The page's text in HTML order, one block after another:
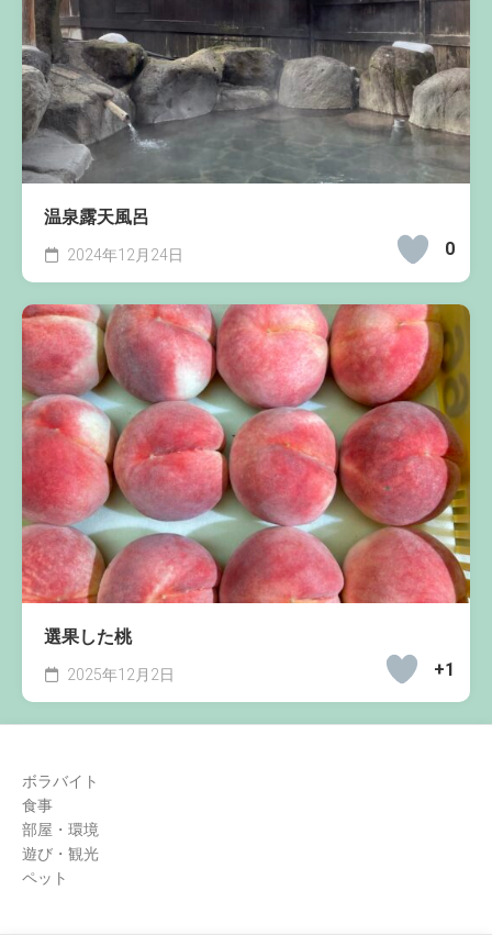
温泉露天風呂
0
2024年12月24日
選果した桃
+1
2025年12月2日
ボラバイト
食事
部屋・環境
遊び・観光
ペット